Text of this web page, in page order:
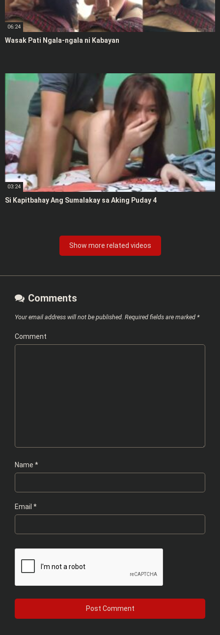
06:24
Wasak Pati Ngala-ngala ni Kabayan
03:24
Si Kapitbahay Ang Sumalakay sa Aking Puday 4
Show more related videos
Comments
Your email address will not be published. Required fields are marked *
Comment
Name *
Email *